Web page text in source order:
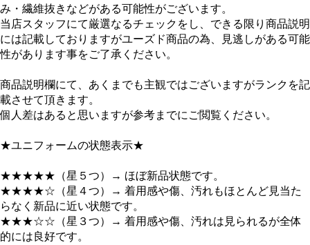
み・繊維抜きなどがある可能性がございます。
当店スタッフにて厳選なるチェックをし、できる限り商品説明
には記載しておりますがユーズド商品の為、見逃しがある可能
性があります事をご了承ください。
商品説明欄にて、あくまでも主観ではございますがランクを記
載させて頂きます。
個人差はあると思いますが参考までにご閲覧ください。
★ユニフォームの状態表示★
★★★★★（星５つ）→ ほぼ新品状態です。
★★★★☆（星４つ）→ 着用感や傷、汚れもほとんど見当た
らなく新品に近い状態です。
★★★☆☆（星３つ）→ 着用感や傷、汚れは見られるが全体
的には良好です。